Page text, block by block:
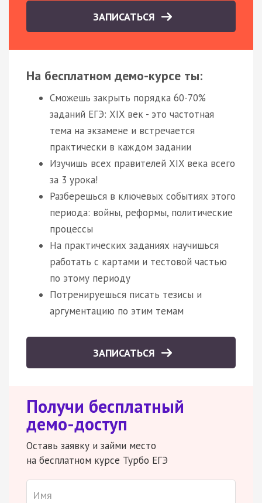
ЗАПИСАТЬСЯ
На бесплатном демо-курсе ты:
Сможешь закрыть порядка 60-70%
заданий ЕГЭ: XIX век - это частотная
тема на экзамене и встречается
практически в каждом задании
Изучишь всех правителей XIX века всего
за 3 урока!
Разберешься в ключевых событиях этого
периода: войны, реформы, политические
процессы
На практических заданиях научишься
работать с картами и тестовой частью
по этому периоду
Потренируешься писать тезисы и
аргументацию по этим темам
ЗАПИСАТЬСЯ
Получи бесплатный
демо-доступ
Оставь заявку и займи место
на бесплатном курсе Турбо ЕГЭ